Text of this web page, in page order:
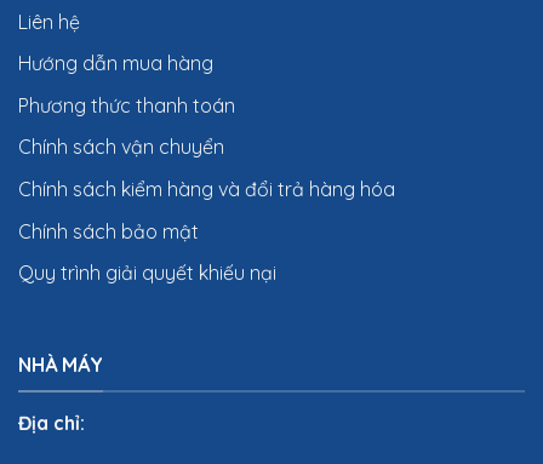
Liên hệ
Hướng dẫn mua hàng
Phương thức thanh toán
Chính sách vận chuyển
Chính sách kiểm hàng và đổi trả hàng hóa
Chính sách bảo mật
Quy trình giải quyết khiếu nại
NHÀ MÁY
Địa chỉ: